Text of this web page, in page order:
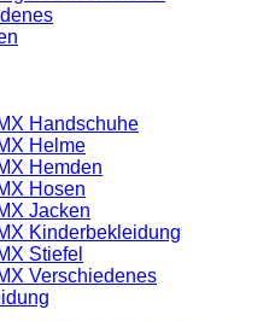
Handschuhe
Helme
Hemden
Hosen
Jacken
Kinderbekleidung
Stiefel
Verschiedenes